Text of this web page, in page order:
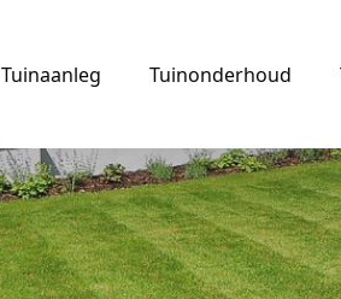
Tuinaanleg Tuinonderhoud